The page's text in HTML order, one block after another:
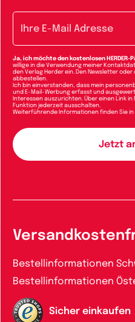
Ja, ich möchte den kostenlosen
willige in die Verwendung meiner
den Verlag Herder ein. Den Newsletter
abbestellen.
Ich bin einverstanden, dass mein
und E-Mail-Werbung erfasst und
Interessen auszurichten. Über einen Link
Funktion jederzeit ausschalten.
Weiterführende Informationen finden Sie
Bestellinformationen
Bestellinformationen
Sicher einkaufen